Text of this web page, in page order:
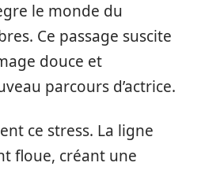
le monde du
Ce passage suscite
douce et
parcours d’actrice.
ce stress. La ligne
floue, créant une